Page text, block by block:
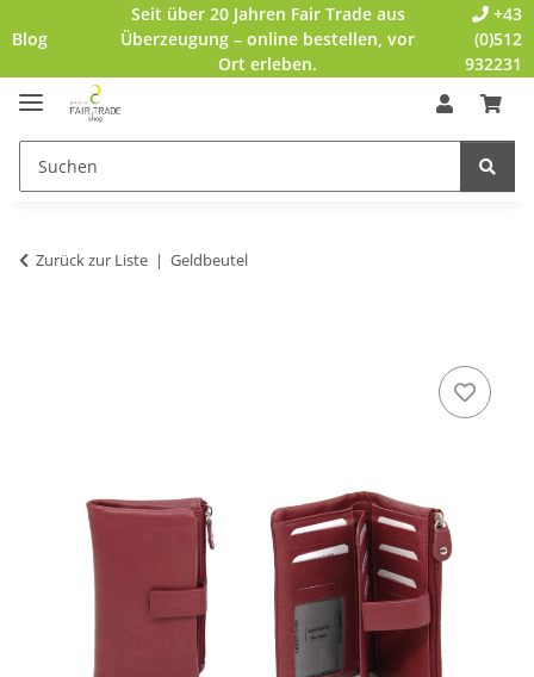
Blog
Seit über 20 Jahren Fair Trade aus
Überzeugung – online bestellen, vor
Ort erleben.
+43
(0)512
932231
Zurück zur Liste Geldbeutel